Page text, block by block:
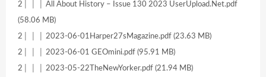
2│ │ │ All About History – Issue 130 2023 UserUpload.Net.pdf
(58.06 MB)
2│ │ │ 2023-06-01Harper27sMagazine.pdf (23.63 MB)
2│ │ │ 2023-06-01 GEOmini.pdf (95.91 MB)
2│ │ │ 2023-05-22TheNewYorker.pdf (21.94 MB)